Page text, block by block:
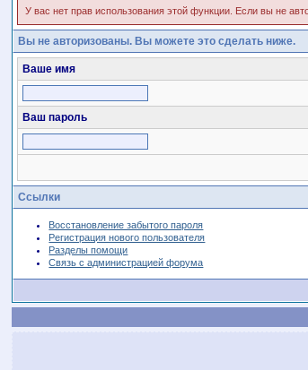
У вас нет прав использования этой функции. Если вы не
Вы не авторизованы. Вы можете это сделать ниже.
Ваше имя
Ваш пароль
Ссылки
Восстановление забытого пароля
Регистрация нового пользователя
Разделы помощи
Связь с администрацией форума